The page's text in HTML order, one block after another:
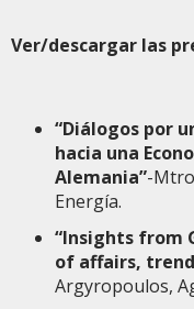
Ver/descargar las
“Diálogos por
hacia una
Alemania”-
Energía.
“Insights from
of affairs,
Argyropoulos,